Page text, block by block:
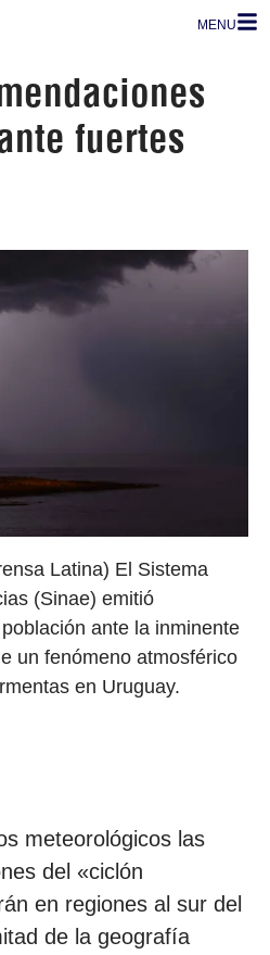
MENU
fuertes
Latina) El Sistema
(Sinae) emitió
ante la inminente
un fenómeno atmosférico
en Uruguay.
meteorológicos las
del «ciclón
en regiones al sur del
de la geografía